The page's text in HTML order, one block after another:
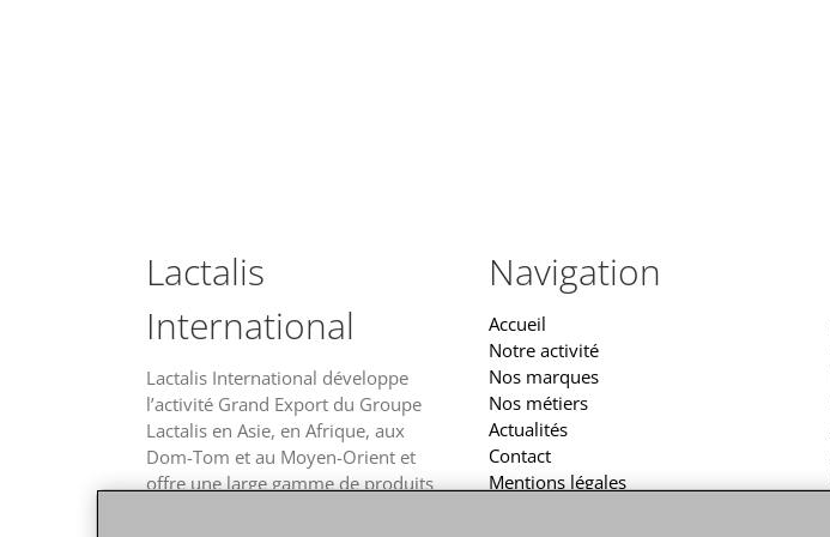
Lactalis
International
Lactalis International développe
l’activité Grand Export du Groupe
Lactalis en Asie, en Afrique, aux
Dom-Tom et au Moyen-Orient et
offre une large gamme de produits
Navigation
Accueil
Notre activité
Nos marques
Nos métiers
Actualités
Contact
Mentions légales